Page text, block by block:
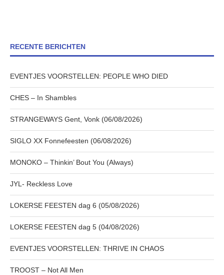
RECENTE BERICHTEN
EVENTJES VOORSTELLEN: PEOPLE WHO DIED
CHES – In Shambles
STRANGEWAYS Gent, Vonk (06/08/2026)
SIGLO XX Fonnefeesten (06/08/2026)
MONOKO – Thinkin’ Bout You (Always)
JYL- Reckless Love
LOKERSE FEESTEN dag 6 (05/08/2026)
LOKERSE FEESTEN dag 5 (04/08/2026)
EVENTJES VOORSTELLEN: THRIVE IN CHAOS
TROOST – Not All Men